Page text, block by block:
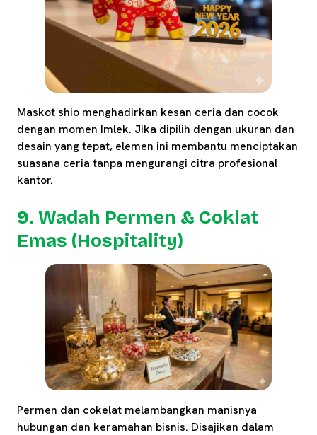
Maskot shio menghadirkan kesan ceria dan cocok
dengan momen Imlek. Jika dipilih dengan ukuran dan
desain yang tepat, elemen ini membantu menciptakan
suasana ceria tanpa mengurangi citra profesional
kantor.
9. Wadah Permen & Coklat
Emas (Hospitality)
Permen dan cokelat melambangkan manisnya
hubungan dan keramahan bisnis. Disajikan dalam